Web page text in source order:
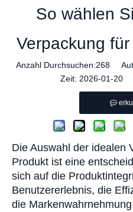
So wählen
Verpackung
Anzahl Durchsuchen:268
Zeit: 2026-01-20
Die Auswahl der idealen
Produkt ist eine
sich auf die
Benutzererlebnis, die
die